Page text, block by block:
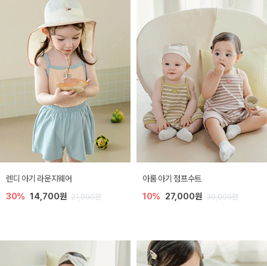
렌디 아기 라운지웨어
30% 14,700원 21,000원
아롬 아기 점프수트
10% 27,000원 30,000원